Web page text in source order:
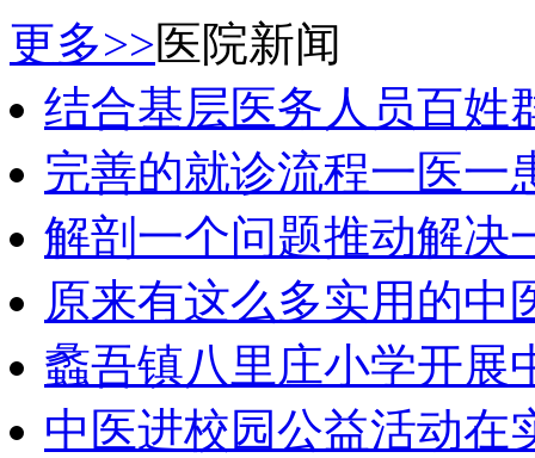
更多>>医院新闻
结合基层医务人员百姓
完善的就诊流程一医一
解剖一个问题推动解决
原来有这么多实用的中
蠡吾镇八里庄小学开展
中医进校园公益活动在